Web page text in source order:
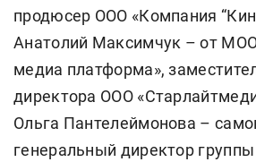
продюсер ООО «Компания
Анатолий Максимчук – от
медиа платформа»,
директора ООО
Ольга Пантелеймонова –
генеральный директор